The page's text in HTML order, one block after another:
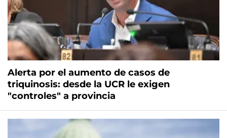
Alerta por el aumento de casos de
triquinosis: desde la UCR le exigen
"controles" a provincia